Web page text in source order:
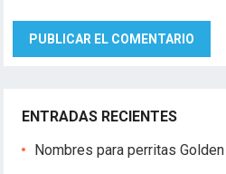
ENTRADAS RECIENTES
Nombres para perritas